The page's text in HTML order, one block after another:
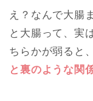
え？なんで大腸
と大腸って、実
ちらかが弱ると
と裏のような関